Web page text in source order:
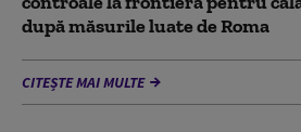
după măsurile luate de Roma
CITEȘTE MAI MULTE